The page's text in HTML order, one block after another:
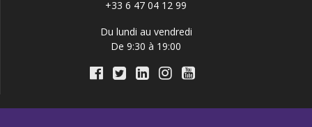
+33 6 47 04 12 99
Du lundi au vendredi
De 9:30 à 19:00